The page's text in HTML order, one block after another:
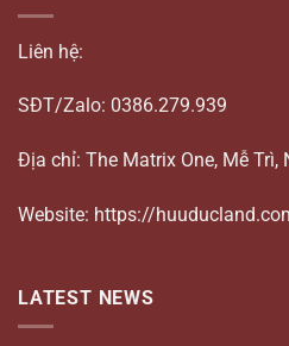
Liên hệ:
SĐT/Zalo: 0386.279.939
Địa chỉ: The Matrix One, Mễ Trì,
Website: https://
LATEST NEWS